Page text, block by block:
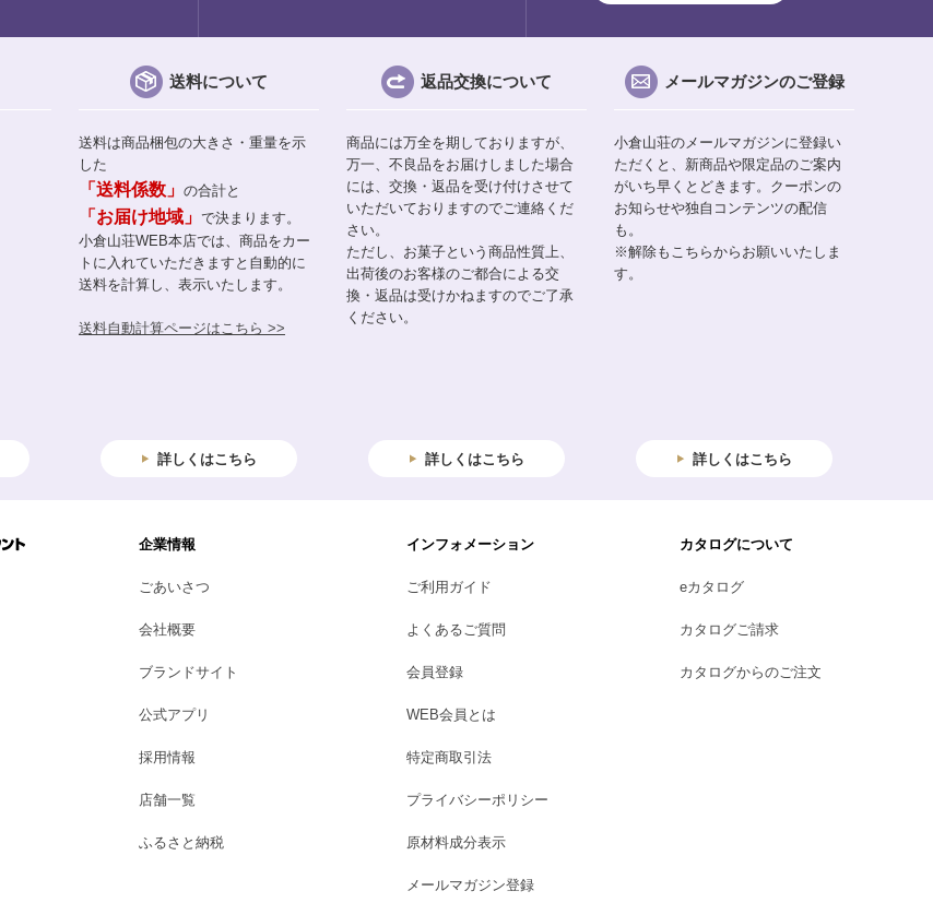
送料について
送料は商品梱包の大きさ・重量を示
した
「送料係数」 の合計と
「お届け地域」 で決まります。
小倉山荘WEB本店では、商品をカー
トに入れていただきますと自動的に
送料を計算し、表示いたします。
送料自動計算ページはこちら >>
詳しくはこちら
返品交換について
商品には万全を期しておりますが、
万一、不良品をお届けしました場合
には、交換・返品を受け付けさせて
いただいておりますのでご連絡くだ
さい。
ただし、お菓子という商品性質上、
出荷後のお客様のご都合による交
換・返品は受けかねますのでご了承
ください。
詳しくはこちら
メールマガジンのご登録
小倉山荘のメールマガジンに登録い
ただくと、新商品や限定品のご案内
がいち早くとどきます。クーポンの
お知らせや独自コンテンツの配信
も。
※解除もこちらからお願いいたしま
す。
詳しくはこちら
企業情報
ごあいさつ
会社概要
ブランドサイト
公式アプリ
採用情報
店舗一覧
ふるさと納税
インフォメーション
ご利用ガイド
よくあるご質問
会員登録
WEB会員とは
特定商取引法
プライバシーポリシー
原材料成分表示
メールマガジン登録
カタログについて
eカタログ
カタログご請求
カタログからのご注文